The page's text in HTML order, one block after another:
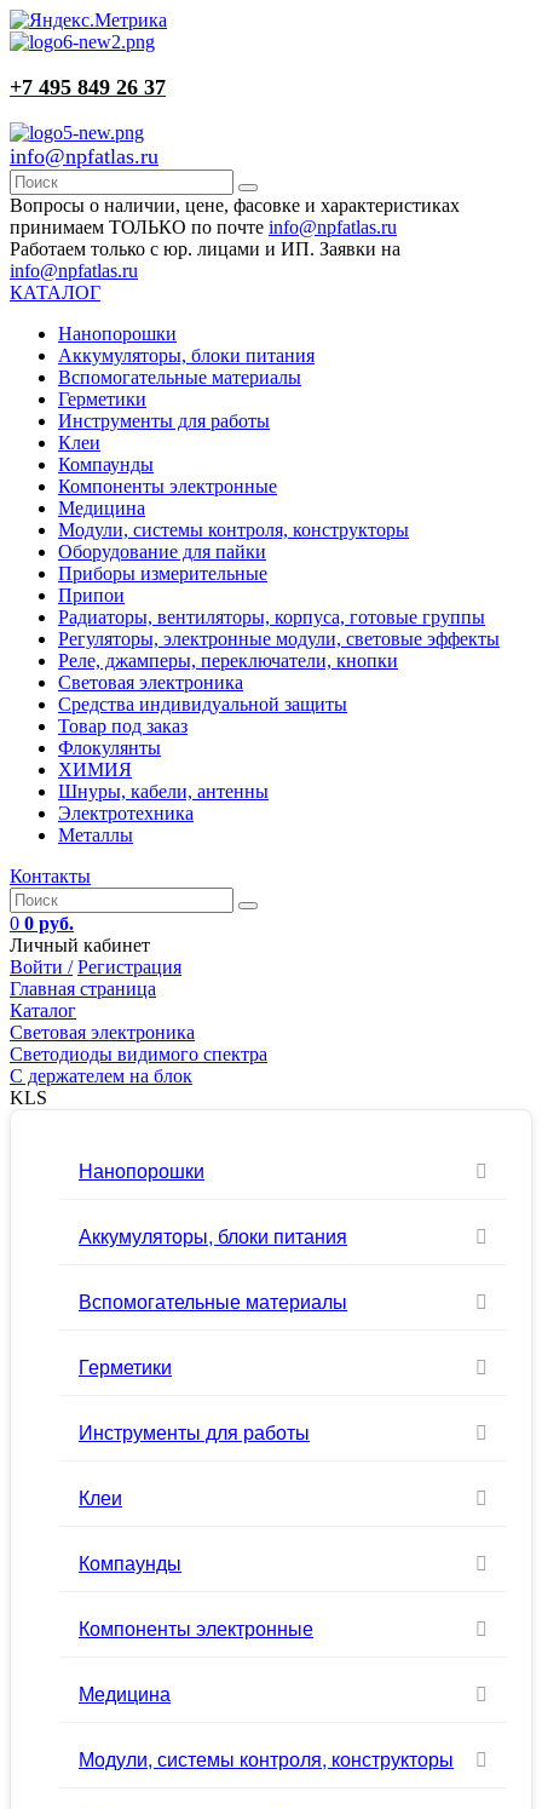
+7 495 849 26 37
info@npfatlas.ru
Вопросы о наличии, цене, фасовке и характеристиках
принимаем ТОЛЬКО по почте info@npfatlas.ru
Работаем только с юр. лицами и ИП. Заявки на
info@npfatlas.ru
КАТАЛОГ
Нанопорошки
Аккумуляторы, блоки питания
Вспомогательные материалы
Герметики
Инструменты для работы
Клеи
Компаунды
Компоненты электронные
Медицина
Модули, системы контроля, конструкторы
Оборудование для пайки
Приборы измерительные
Припои
Радиаторы, вентиляторы, корпуса, готовые группы
Регуляторы, электронные модули, световые эффекты
Реле, джамперы, переключатели, кнопки
Световая электроника
Средства индивидуальной защиты
Товар под заказ
Флокулянты
ХИМИЯ
Шнуры, кабели, антенны
Электротехника
Металлы
Контакты
0 0 руб.
Личный кабинет
Войти / Регистрация
Главная страница
Каталог
Световая электроника
Светодиоды видимого спектра
C держателем на блок
KLS
Нанопорошки
Аккумуляторы, блоки питания
Вспомогательные материалы
Герметики
Инструменты для работы
Клеи
Компаунды
Компоненты электронные
Медицина
Модули, системы контроля, конструкторы